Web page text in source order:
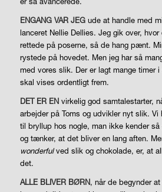
ENGANG VAR JEGude at handle med
lanceret Nellie Dellies. Jeg gik over,
rettede på poserne, så de hang pænt.
rystede på hovedet. Men jeg har så
med vores slik. Der er lagt mange timer
skal vises ordentligt frem.
DET ER ENvirkelig god samtalestarter,
arbejder på Toms og udvikler nyt slik.
til bryllup hos nogle, man ikke kender
og tænker, at det bliver en lang aften.
wonderfulved slik og chokolade, er, at
det.
ALLE BLIVER BØRN, når de begynder